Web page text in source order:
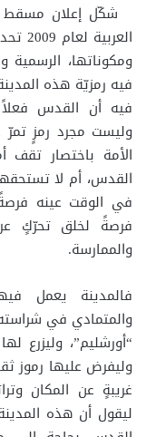
ومكوناتها، الرسمية
فيه رمزيّة هذه
فيه أن القدس
وليست مجرد رمزٍ
الأمة باختصار
القدس، أم لا
في الوقت عينه فرصةً
فرصةً لخلق تحرّكٍ
والممارسة.
فالمدينة يعمل
والمتمادي في
“أورشليم”، وليزرع
وليفرض عليها رموز
غريبةٍ عن المكان
ليقول أن هذه